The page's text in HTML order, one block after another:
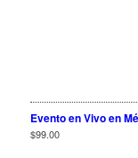
Evento en Vivo en
$99.00